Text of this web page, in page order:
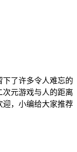
了许多令人难忘的
次元游戏与人的距离
迎，小编给大家推荐